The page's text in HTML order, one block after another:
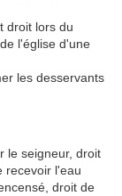
droit lors du
l'église d'une
les desservants
le seigneur, droit
l'eau
droit de